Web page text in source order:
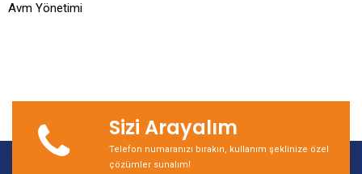
Avm Yönetimi
Sizi Arayalım
Telefon numaranızı bırakın, kullanım şeklinize özel
çözümler sunalım!